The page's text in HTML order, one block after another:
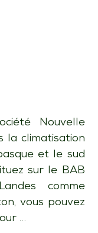
Nouvelle
la climatisation
et le sud
sur le BAB
comme
vous pouvez
…